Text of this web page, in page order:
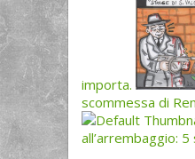
importa.
scommessa di
all’arrembaggio: